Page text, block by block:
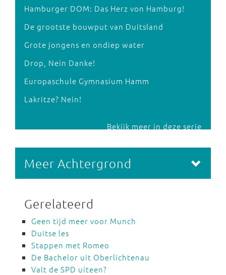
Hamburger DOM: Das Herz von Hamburg!
De grootste bouwput van Duitsland
Grote jongens en ondiep water
Drop, Nein Danke!
Europaschule Gymnasium Hamm
Lakritze? Nein!
Bekijk meer in deze serie
Meer Achtergrond
Gerelateerd
Geen tijd meer voor Munch
Duitse les
Stappen met Romeo
De Bachelor uit Oberlichtenau
Valt de SPD uiteen?